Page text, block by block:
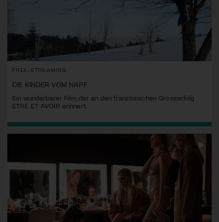
FREE-STREAMING
DIE KINDER VOM NAPF
Ein wunderbarer Film, der an den französischen Grosserfolg
ETRE ET AVOIR erinnert.